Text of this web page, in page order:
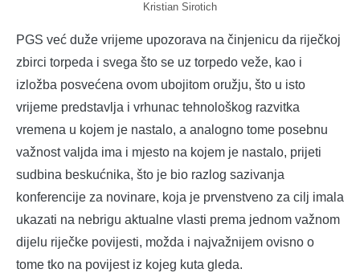
Kristian Sirotich
PGS već duže vrijeme upozorava na činjenicu da riječkoj
zbirci torpeda i svega što se uz torpedo veže, kao i
izložba posvećena ovom ubojitom oružju, što u isto
vrijeme predstavlja i vrhunac tehnološkog razvitka
vremena u kojem je nastalo, a analogno tome posebnu
važnost valjda ima i mjesto na kojem je nastalo, prijeti
sudbina beskućnika, što je bio razlog sazivanja
konferencije za novinare, koja je prvenstveno za cilj imala
ukazati na nebrigu aktualne vlasti prema jednom važnom
dijelu riječke povijesti, možda i najvažnijem ovisno o
tome tko na povijest iz kojeg kuta gleda.